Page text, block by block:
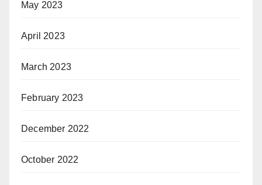
May 2023
April 2023
March 2023
February 2023
December 2022
October 2022